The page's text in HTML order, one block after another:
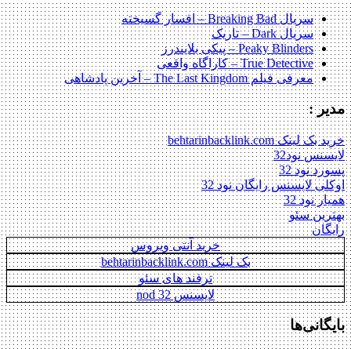
سریال Breaking Bad – افسار گسیخته
سریال Dark – تاریک
Peaky Blinders – پیکی بلایندرز
True Detective – کاراگاه واقعی
معرفی فیلم The Last Kingdom – آخرین پادشاهی
مدیر :
خرید بک لینک behtarinbacklink.com
لایسنس نود32
پسورد نود 32
اوکلی لایسنس رایگان نود 32
همیار نود 32
بهترین سئو
رایگان
خرید آنتی ویروس
بک لینک behtarinbacklink.com
ترفند های سئو
لایسنس nod 32
بایگانی‌ها